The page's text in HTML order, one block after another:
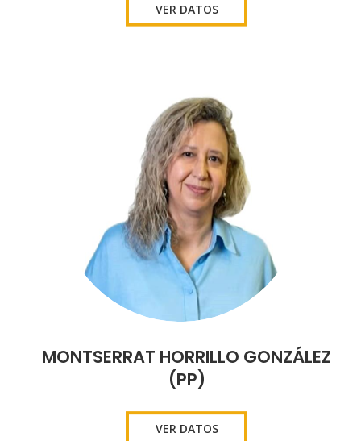
VER DATOS
MONTSERRAT HORRILLO GONZÁLEZ
(PP)
VER DATOS